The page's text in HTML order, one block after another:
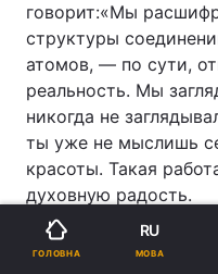
говорит:«Мы
структуры
атомов, — по сути,
реальность. Мы
никогда не
ты уже не мыслишь
красоты. Такая
духовную радость.
Как говорил
бывает неверующих
ГОЛОВНА
RU
МОВА